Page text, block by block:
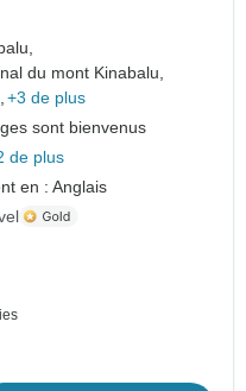
du mont Kinabalu,
+3 de plus
sont bienvenus
de plus
en : Anglais